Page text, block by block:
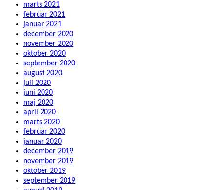
marts 2021
februar 2021
januar 2021
december 2020
november 2020
oktober 2020
september 2020
august 2020
juli 2020
juni 2020
maj 2020
april 2020
marts 2020
februar 2020
januar 2020
december 2019
november 2019
oktober 2019
september 2019